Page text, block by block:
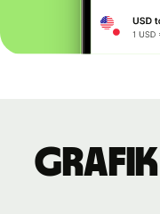
Grafik